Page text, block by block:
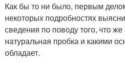
Как бы то ни было, первым
некоторых подробностях
сведения по поводу того, что
натуральная пробка и какими
обладает.